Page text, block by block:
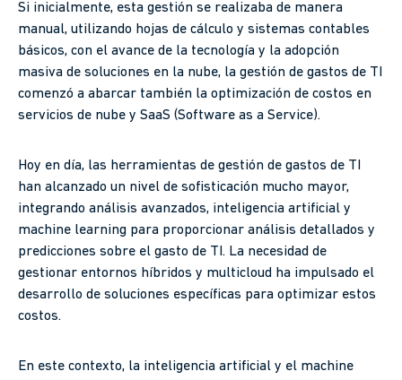
Si inicialmente, esta gestión se realizaba de manera
manual, utilizando hojas de cálculo y sistemas contables
básicos, con el avance de la tecnología y la adopción
masiva de soluciones en la nube, la gestión de gastos de TI
comenzó a abarcar también la optimización de costos en
servicios de nube y SaaS (Software as a Service).
Hoy en día, las herramientas de gestión de gastos de TI
han alcanzado un nivel de sofisticación mucho mayor,
integrando análisis avanzados, inteligencia artificial y
machine learning para proporcionar análisis detallados y
predicciones sobre el gasto de TI. La necesidad de
gestionar entornos híbridos y multicloud ha impulsado el
desarrollo de soluciones específicas para optimizar estos
costos.
En este contexto, la inteligencia artificial y el machine